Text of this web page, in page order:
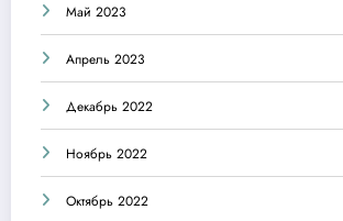
Май 2023
Апрель 2023
Декабрь 2022
Ноябрь 2022
Октябрь 2022